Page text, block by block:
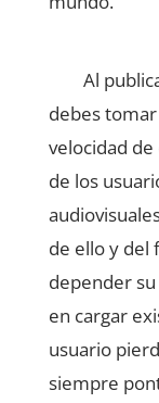
Al
debes
velocidad de
de los
de ello y del
depender
en cargar
usuario
siempre